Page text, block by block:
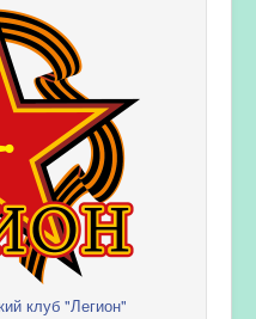
клуб "Легион"